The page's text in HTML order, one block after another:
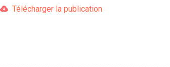
Télécharger la publication